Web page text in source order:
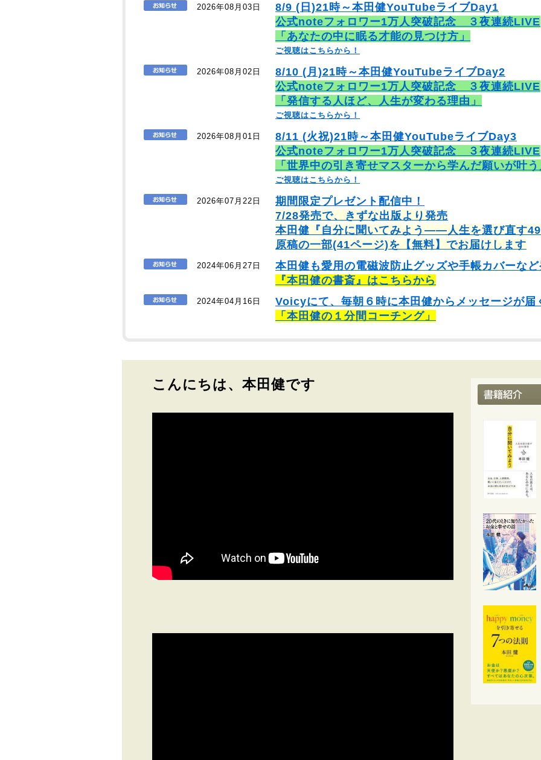
2026年08月03日
8/9 (日)21時～本田健YouTubeライブDay1
公式noteフォロワー1万人突破記念 ３夜連続LIVE
「あなたの中に眠る才能の見つけ方」
ご視聴はこちらから！
2026年08月02日
8/10 (月)21時～本田健YouTubeライブDay2
公式noteフォロワー1万人突破記念 ３夜連続LIVE
「発信する人ほど、人生が変わる理由」
ご視聴はこちらから！
2026年08月01日
8/11 (火祝)21時～本田健YouTubeライブDay3
公式noteフォロワー1万人突破記念 ３夜連続LIVE
「世界中の引き寄せマスターから学んだ願いが叶
ご視聴はこちらから！
2026年07月22日
期間限定プレゼント配信中！
7/28発売で、きずな出版より発売
本田健『自分に聞いてみよう――人生を選び直す
原稿の一部(41ページ)を【無料】でお届けします
2024年06月27日
本田健も愛用の電磁波防止グッズや手帳カバーな
『本田健の書斎』はこちらから
2024年04月16日
Voicyにて、毎朝６時に本田健からメッセージが届
「本田健の１分間コーチング」
こんにちは、本田健です